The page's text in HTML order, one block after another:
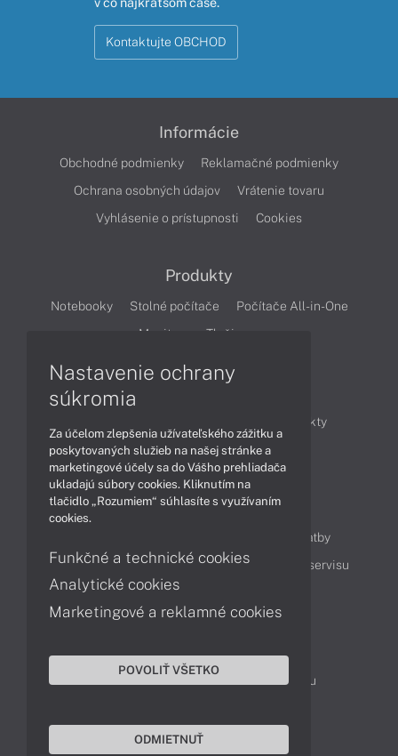
Kontaktujte OBCHOD
Informácie
Obchodné podmienky
Reklamačné podmienky
Ochrana osobných údajov
Vrátenie tovaru
Vyhlásenie o prístupnosti
Cookies
Produkty
Notebooky Stolné počítače
Počítače All-in-One
Monitory
Tlačiarne
Produkty
Technológie
Videá
Obsah
Možnosti doručenia a platby
Podpora a servis
Servisné služby Cenník servisu
Kontakty
043 4224 771
Obchodné oddelenie
Reklamácia tovaru
Nastavenie ochrany
súkromia
Za účelom zlepšenia užívateľského zážitku a
poskytovaných služieb na našej stránke a
marketingové účely sa do Vášho prehliadača
ukladajú súbory cookies. Kliknutím na
tlačidlo „Rozumiem“ súhlasíte s využívaním
cookies.
Funkčné a technické cookies
Analytické cookies
Marketingové a reklamné cookies
POVOLIŤ VŠETKO
ODMIETNUŤ